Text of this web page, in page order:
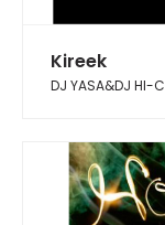
Kireek
DJ YASA&DJ HI-C